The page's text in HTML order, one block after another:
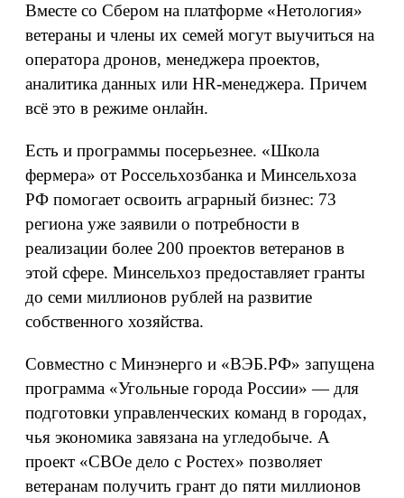
Вместе со Сбером на платформе «Нетология»
ветераны и члены их семей могут выучиться на
оператора дронов, менеджера проектов,
аналитика данных или HR-менеджера. Причем
всё это в режиме онлайн.
Есть и программы посерьезнее. «Школа
фермера» от Россельхозбанка и Минсельхоза
РФ помогает освоить аграрный бизнес: 73
региона уже заявили о потребности в
реализации более 200 проектов ветеранов в
этой сфере. Минсельхоз предоставляет гранты
до семи миллионов рублей на развитие
собственного хозяйства.
Совместно с Минэнерго и «ВЭБ.РФ» запущена
программа «Угольные города России» — для
подготовки управленческих команд в городах,
чья экономика завязана на угледобыче. А
проект «СВОе дело с Ростех» позволяет
ветеранам получить грант до пяти миллионов